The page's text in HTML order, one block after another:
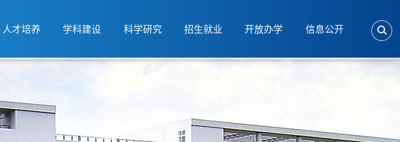
人才培养 学科建设 科学研究 招生就业 开放办学 信息公开